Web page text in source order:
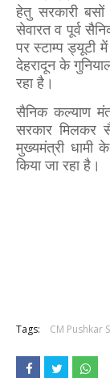
हेतु सरकारी
सेवारत व पूर्व
पर स्टाम्प ड्यूटी
देहरादून के गुनियाल
रहा है।
सैनिक कल्याण
सरकार मिलकर
मुख्यमंत्री धामी
किया जा रहा है।
Tags: CM Pushkar